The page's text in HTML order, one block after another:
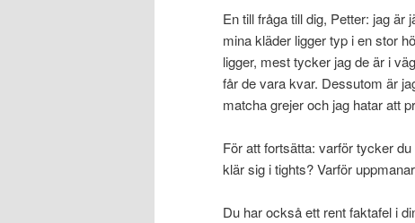
En till fråga till dig, Petter: jag är
mina kläder ligger typ i en stor
ligger, mest tycker jag de är i
får de vara kvar. Dessutom är
matcha grejer och jag hatar att
För att fortsätta: varför tycker
klär sig i tights? Varför
Du har också ett rent faktafel i